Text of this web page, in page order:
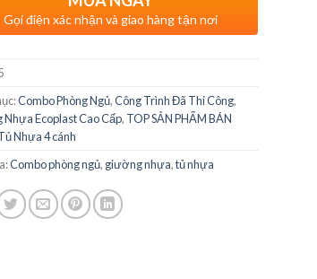
Gọi điện xác nhận và giao hàng tận nơi
Combo Phòng Ngủ,Công Trình Đã Thi Công,
Ecoplast Cao Cấp, TOP SẢN PHẨM BÁN
Nhựa 4 cánh
Combo phòng ngủ, giường nhựa,tủ nhựa